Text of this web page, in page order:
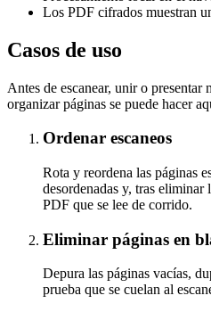
Los PDF cifrados muestran
Casos de uso
Antes de escanear, unir o
organizar páginas se puede hacer
Ordenar escaneos
Rota y reordena las páginas
desordenadas y, tras eliminar
PDF que se lee de corrido.
Eliminar páginas en
Depura las páginas vacías,
prueba que se cuelan al